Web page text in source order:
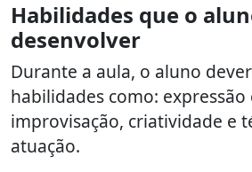
Habilidades que o
desenvolver
Durante a aula, o aluno
habilidades como:
improvisação, criatividade e
atuação.